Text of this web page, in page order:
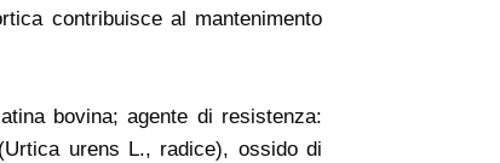
contribuisce al mantenimento
bovina; agente di resistenza:
urens L., radice), ossido di